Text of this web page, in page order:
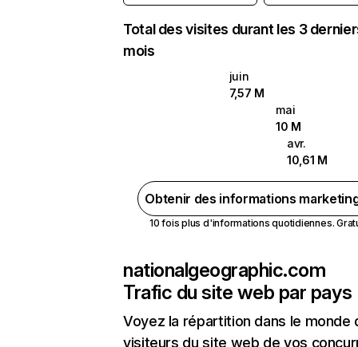
Total des visites durant les 3
mois
juin
7,57 M
mai
10 M
avr.
10,61 M
Obtenir des informations
10 fois plus d'informations quotidiennes.
nationalgeographic.com
Trafic du site web par pays
Voyez la répartition dans le monde
visiteurs du site web de vos